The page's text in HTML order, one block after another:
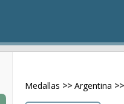
Medallas >> Argentina >>